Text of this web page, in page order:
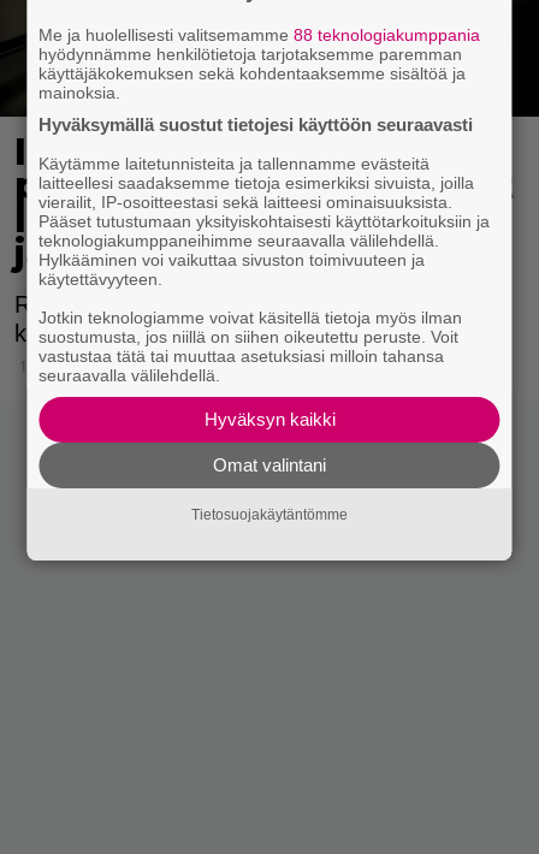
Isä piti lastaan yli vuoden
pakettiautossa – naapurit
löysivät pojan
järkyttävässä kunnossa
Ranskassa paljastui järkyttävä lapsen
kaltoinkohtelutapaus.
13.4.2026 16:23
Me ja huolellisesti valitsemamme88 teknologiakumppania
hyödynnämme henkilötietoja tarjotaksemme paremman
käyttäjäkokemuksen sekä kohdentaaksemme sisältöä ja
mainoksia.
Hyväksymällä suostut tietojesi käyttöön seuraavasti
Käytämme laitetunnisteita ja tallennamme evästeitä
laitteellesi saadaksemme tietoja esimerkiksi sivuista, joilla
vierailit, IP-osoitteestasi sekä laitteesi ominaisuuksista.
Pääset tutustumaan yksityiskohtaisesti käyttötarkoituksiin ja
teknologiakumppaneihimme seuraavalla välilehdellä.
Hylkääminen voi vaikuttaa sivuston toimivuuteen ja
käytettävyyteen.
Jotkin teknologiamme voivat käsitellä tietoja myös ilman
suostumusta, jos niillä on siihen oikeutettu peruste. Voit
vastustaa tätä tai muuttaa asetuksiasi milloin tahansa
seuraavalla välilehdellä.
Hyväksyn kaikki
Omat valintani
Tietosuojakäytäntömme